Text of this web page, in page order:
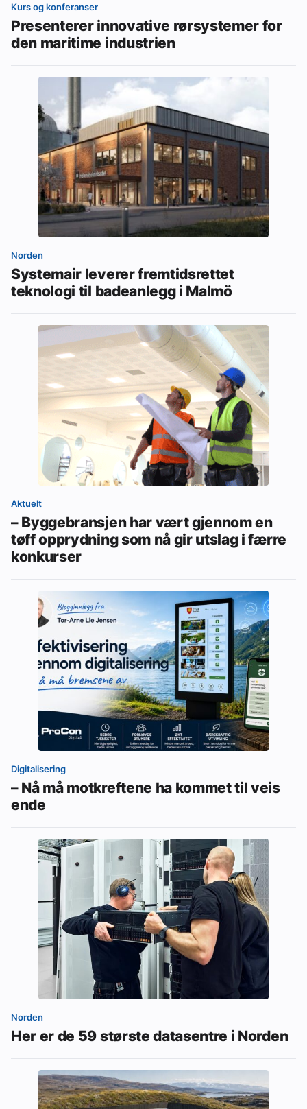
Kurs og konferanser
Presenterer innovative rørsystemer for
den maritime industrien
Norden
Systemair leverer fremtidsrettet
teknologi til badeanlegg i Malmö
Aktuelt
– Byggebransjen har vært gjennom en
tøff opprydning som nå gir utslag i færre
konkurser
Digitalisering
– Nå må motkreftene ha kommet til veis
ende
Norden
Her er de 59 største datasentre i Norden